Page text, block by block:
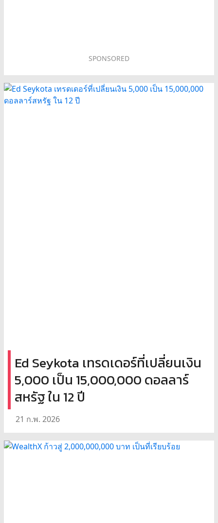
SPONSORED
Ed Seykota เทรดเดอร์ที่เปลี่ยนเงิน
5,000 เป็น 15,000,000 ดอลลาร์
สหรัฐ ใน 12 ปี
21 ก.พ. 2026